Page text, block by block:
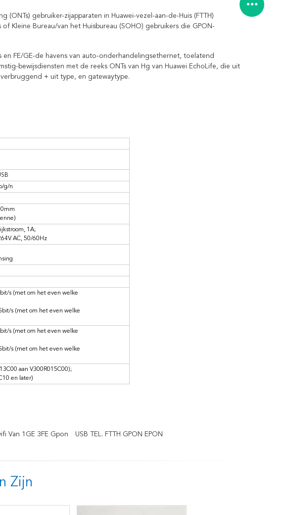
gebruiker-zijapparaten in Huawei-vezel-aan-de-Huis (FTTH)
Kleine Bureau/van het Huisbureau (SOHO) gebruikers die GPON-
en FE/GE-de havens van auto-onderhandelingsethernet, toelatend
bewijsdiensten met de reeks ONTs van Hg van Huawei EchoLife, die uit
+ uit type, en gatewaytype.
g/n
1A;
AC, 50/60Hz
s (met om het even welke
s (met om het even welke
s (met om het even welke
s (met om het even welke
aan V300R015C00);
en later)
Van 1GE 3FE Gpon USB TEL. FTTH GPON EPON
Zijn